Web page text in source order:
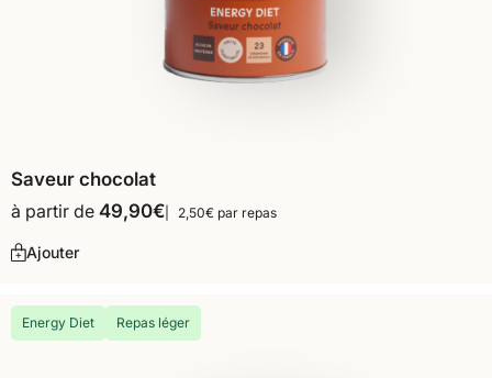
Saveur chocolat
à partir de 49,90€ 2,50€ par repas
Ajouter
Energy Diet Repas léger